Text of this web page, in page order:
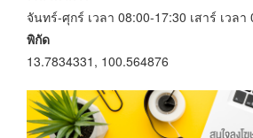
จันทร์-ศุกร์ เวลา 08:00-17:30 เสาร์ เวลา
พิกัด
13.7834331, 100.564876